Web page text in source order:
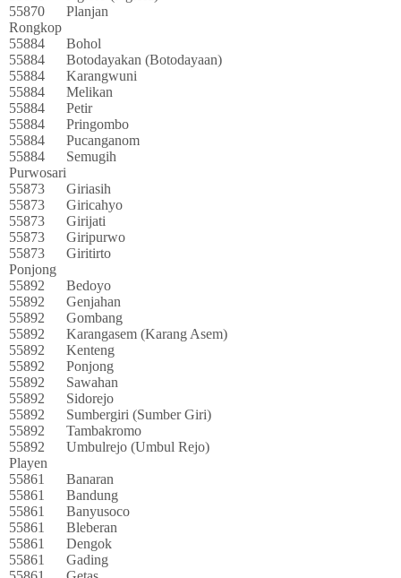
55870
Planjan
Rongkop
55884
Bohol
55884
Botodayakan (Botodayaan)
55884
Karangwuni
55884
Melikan
55884
Petir
55884
Pringombo
55884
Pucanganom
55884
Semugih
Purwosari
55873
Giriasih
55873
Giricahyo
55873
Girijati
55873
Giripurwo
55873
Giritirto
Ponjong
55892
Bedoyo
55892
Genjahan
55892
Gombang
55892
Karangasem (Karang Asem)
55892
Kenteng
55892
Ponjong
55892
Sawahan
55892
Sidorejo
55892
Sumbergiri (Sumber Giri)
55892
Tambakromo
55892
Umbulrejo (Umbul Rejo)
Playen
55861
Banaran
55861
Bandung
55861
Banyusoco
55861
Bleberan
55861
Dengok
55861
Gading